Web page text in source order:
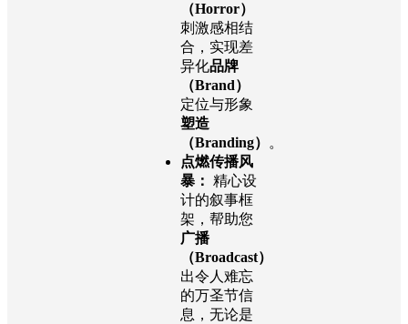
（Horror）
刺激感相结
合，实现差
异化品牌
（Brand）
定位与形象
塑造
（Branding）
。
点燃传播风
暴： 精心设
计的叙事框
架，帮助您
广播
（Broadcast）
出令人难忘
的万圣节信
息，无论是